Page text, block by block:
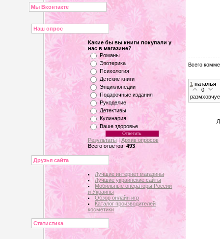
Мы Вконтакте
Наш опрос
Какие бы вы книги покупали у
нас в магазине?
Романы
Эзотерика
Психология
Детские книги
Энциклопедии
Подарочные издания
Рукоделие
Детективы
Кулинария
Ваше здоровье
Результаты|Архив опросов
Всего ответов: 493
Друзья сайта
Лучшие интернет магазины
Лучшие украинские сайты
Мобильные операторы России
и Украины
Обзор онлайн игр
Каталог производителей
косметики
Статистика
Всего
1 наталья
0